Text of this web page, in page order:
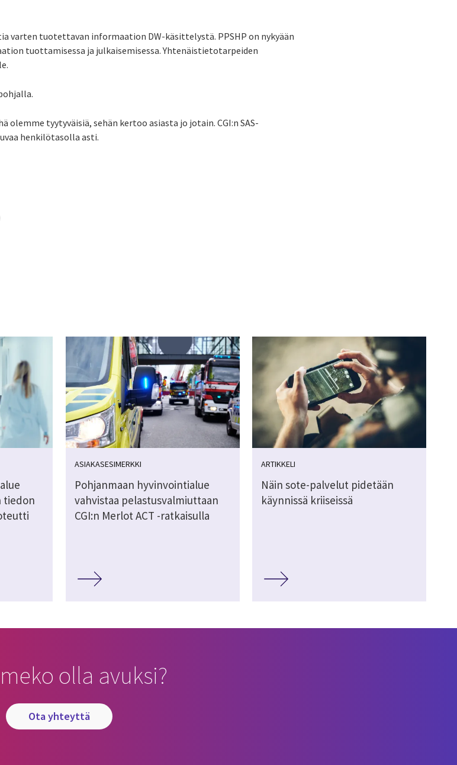
varten tuotettavan informaation DW-käsittelystä. PPSHP on nykyään
tuottamisessa ja julkaisemisessa. Yhtenäistietotarpeiden
olemme tyytyväisiä, sehän kertoo asiasta jo jotain. CGI:n SAS-
henkilötasolla asti.
Facebook
on Email
article on Print
tiedon
ASIAKASESIMERKKI
Pohjanmaan hyvinvointialue
vahvistaa pelastusvalmiuttaan
CGI:n Merlot ACT -ratkaisulla
ARTIKKELI
Näin sote-palvelut pidetään
käynnissä kriiseissä
olla avuksi?
ota yhteyttä